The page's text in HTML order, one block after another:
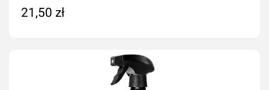
21,50 zł